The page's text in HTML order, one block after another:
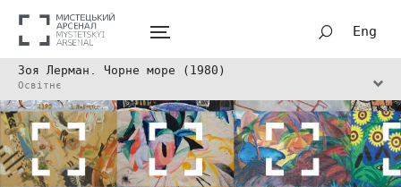
Eng
Зоя Лерман. Чорне море (1980)
Освітнє